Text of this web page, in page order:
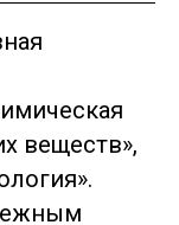
веществ»,